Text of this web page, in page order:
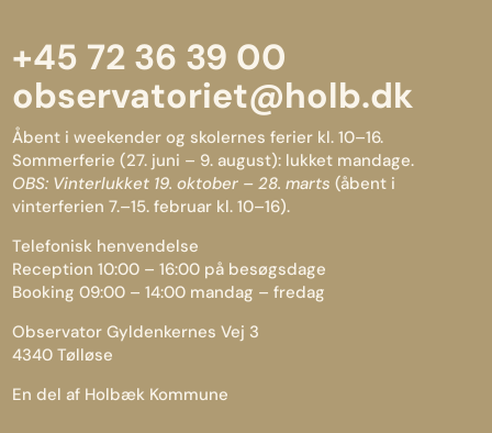
+45 72 36 39 00
observatoriet@holb.dk
Åbent i weekender og skolernes ferier kl. 10–16.
Sommerferie (27. juni – 9. august): lukket mandage.
OBS: Vinterlukket 19. oktober – 28. marts (åbent i
vinterferien 7.–15. februar kl. 10–16).
Telefonisk henvendelse
Reception 10:00 – 16:00 på besøgsdage
Booking 09:00 – 14:00 mandag – fredag
Observator Gyldenkernes Vej 3
4340 Tølløse
En del af Holbæk Kommune